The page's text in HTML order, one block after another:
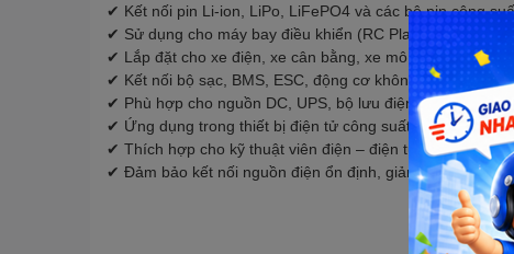
✔ Kết nối pin Li-ion, LiPo, LiFePO4 và các bộ pin công
✔ Sử dụng cho máy bay điều khiển (RC Plane), ô tô điều
✔ Lắp đặt cho xe điện, xe cân bằng, xe mô hình, xe robot
✔ Kết nối bộ sạc, BMS, ESC, động cơ không chổi than
✔ Phù hợp cho nguồn DC, UPS, bộ lưu điện, hệ thống
✔ Ứng dụng trong thiết bị điện tử công suất lớn, mô hình
✔ Thích hợp cho kỹ thuật viên điện – điện tử, maker, học
✔ Đảm bảo kết nối nguồn điện ổn định, giảm điện trở tiếp